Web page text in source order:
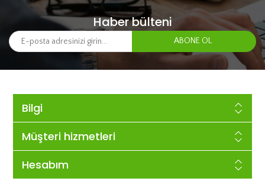
Haber bülteni
Bilgi
Müşteri hizmetleri
Hesabım